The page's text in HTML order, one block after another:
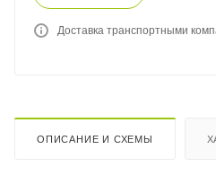
Доставка транспортными
ОПИСАНИЕ И СХЕМЫ